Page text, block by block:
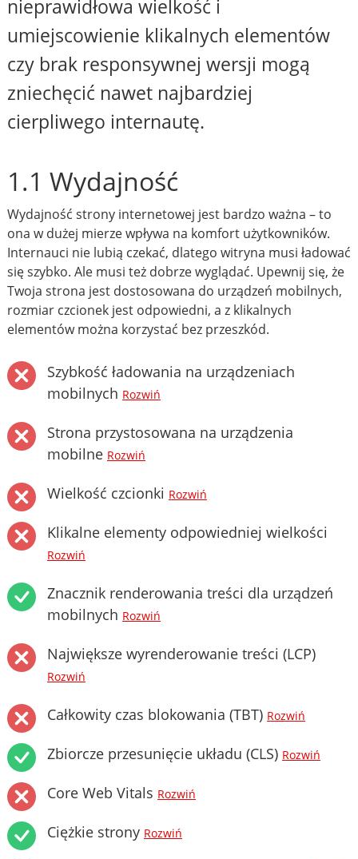
nieprawidłowa wielkość i
umiejscowienie klikalnych elementów
czy brak responsywnej wersji mogą
zniechęcić nawet najbardziej
cierpliwego internautę.
1.1 Wydajność
Wydajność strony internetowej jest bardzo ważna – to
ona w dużej mierze wpływa na komfort użytkowników.
Internauci nie lubią czekać, dlatego witryna musi ładować
się szybko. Ale musi też dobrze wyglądać. Upewnij się, że
Twoja strona jest dostosowana do urządzeń mobilnych,
rozmiar czcionek jest odpowiedni, a z klikalnych
elementów można korzystać bez przeszkód.
Szybkość ładowania na urządzeniach
mobilnych Rozwiń
Strona przystosowana na urządzenia
mobilne Rozwiń
Wielkość czcionki Rozwiń
Klikalne elementy odpowiedniej wielkości
Rozwiń
Znacznik renderowania treści dla urządzeń
mobilnych Rozwiń
Największe wyrenderowanie treści (LCP)
Rozwiń
Całkowity czas blokowania (TBT) Rozwiń
Zbiorcze przesunięcie układu (CLS) Rozwiń
Core Web Vitals Rozwiń
Ciężkie strony Rozwiń